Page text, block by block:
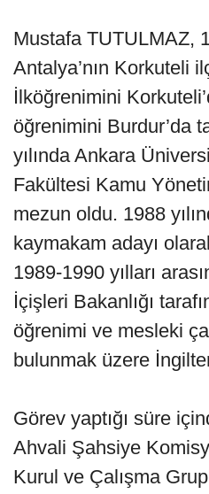
Mustafa TUTULMAZ,
Antalya’nın Korkuteli
İlköğrenimini
öğrenimini Burdur’da
yılında Ankara
Fakültesi Kamu
mezun oldu. 1988
kaymakam adayı
1989-1990 yılları
İçişleri Bakanlığı
öğrenimi ve mesleki
bulunmak üzere
Görev yaptığı süre
Ahvali Şahsiye
Kurul ve Çalışma